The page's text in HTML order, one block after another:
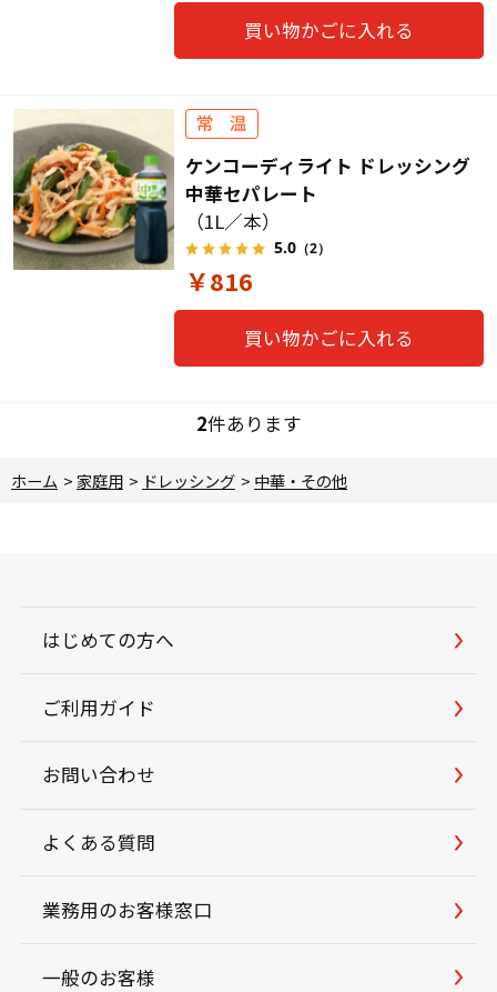
買い物かごに入れる
ケンコーディライト ドレッシング
中華セパレート
（1L／本）
5.0（2）
￥816
買い物かごに入れる
2件あります
ホーム > 家庭用 > ドレッシング > 中華・その他
はじめての方へ
ご利用ガイド
お問い合わせ
よくある質問
業務用のお客様窓口
一般のお客様